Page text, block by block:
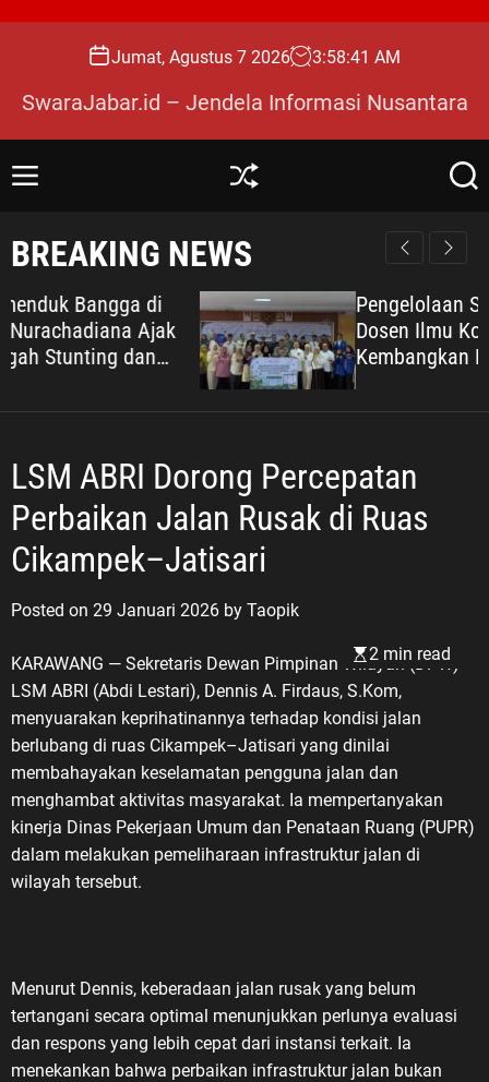
Jumat, Agustus 7 2026 3:58:42 AM
SwaraJabar.id – Jendela Informasi Nusantara
M
u
S
ff
e
S
r
BREAKING NEWS
Pengelolaan Sampah Makin Efisien,
Dosen Ilmu Komputer UPER
Kembangkan Netrash
LSM ABRI Dorong Percepatan
Perbaikan Jalan Rusak di Ruas
Cikampek–Jatisari
Posted on 29 Januari 2026 by Taopik
2 min read
KARAWANG — Sekretaris Dewan Pimpinan Wilayah (DPW)
LSM ABRI (Abdi Lestari), Dennis A. Firdaus, S.Kom,
menyuarakan keprihatinannya terhadap kondisi jalan
berlubang di ruas Cikampek–Jatisari yang dinilai
membahayakan keselamatan pengguna jalan dan
menghambat aktivitas masyarakat. Ia mempertanyakan
kinerja Dinas Pekerjaan Umum dan Penataan Ruang (PUPR)
dalam melakukan pemeliharaan infrastruktur jalan di
wilayah tersebut.
Menurut Dennis, keberadaan jalan rusak yang belum
tertangani secara optimal menunjukkan perlunya evaluasi
dan respons yang lebih cepat dari instansi terkait. Ia
menekankan bahwa perbaikan infrastruktur jalan bukan